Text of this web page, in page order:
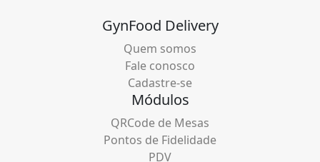
GynFood Delivery
Quem somos
Fale conosco
Cadastre-se
Módulos
QRCode de Mesas
Pontos de Fidelidade
PDV